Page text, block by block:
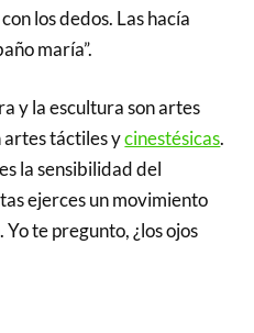
los dedos. Las hacía
maría”.
y la escultura son artes
artes táctiles ycinestésicas.
la sensibilidad del
ejerces un movimiento
te pregunto, ¿los ojos